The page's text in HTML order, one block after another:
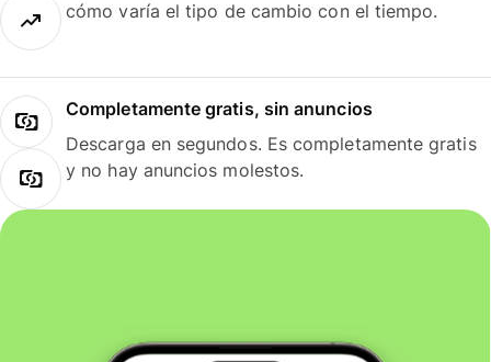
cómo varía el tipo de cambio con el tiempo.
Completamente gratis, sin anuncios
Descarga en segundos. Es completamente gratis
y no hay anuncios molestos.